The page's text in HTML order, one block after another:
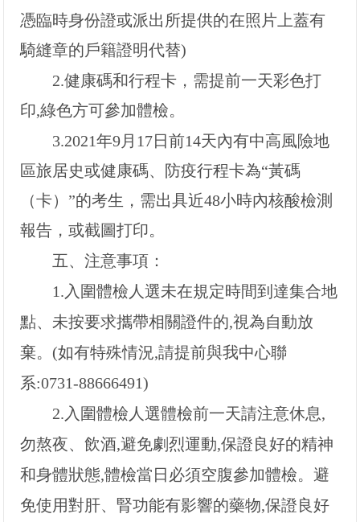
憑臨時身份證或派出所提供的在照片上蓋有
騎縫章的戶籍證明代替)
2.健康碼和行程卡，需提前一天彩色打
印,綠色方可參加體檢。
3.2021年9月17日前14天內有中高風險地
區旅居史或健康碼、防疫行程卡為“黃碼
（卡）”的考生，需出具近48小時內核酸檢測
報告，或截圖打印。
五、注意事項：
1. 入圍體檢人選未在規定時間到達集合地
點、未按要求攜帶相關證件的,視為自動放
棄。(如有特殊情況,請提前與我中心聯
系:0731-88666491)
2. 入圍體檢人選體檢前一天請注意休息,
勿熬夜、飲酒,避免劇烈運動,保證良好的精神
和身體狀態,體檢當日必須空腹參加體檢。避
免使用對肝、腎功能有影響的藥物,保證良好